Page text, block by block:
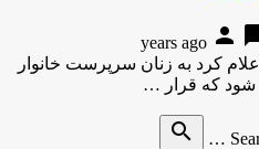
person
کرد به زنان سرپرست خانوار
search